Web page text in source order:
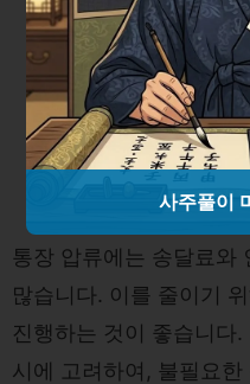
통장 압류에는 송달료와
많습니다. 이를 줄이기
진행하는 것이 좋습니다
시에 고려하여, 불필요
사주풀이